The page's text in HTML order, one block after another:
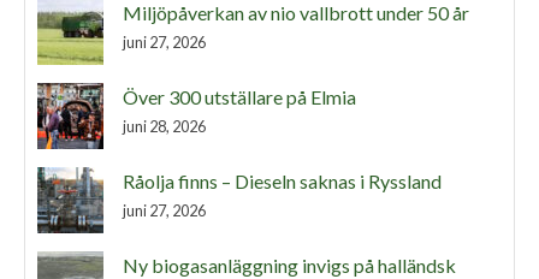
Miljöpåverkan av nio vallbrott under 50 år
juni 27, 2026
Över 300 utställare på Elmia
juni 28, 2026
Råolja finns – Dieseln saknas i Ryssland
juni 27, 2026
Ny biogasanläggning invigs på halländsk